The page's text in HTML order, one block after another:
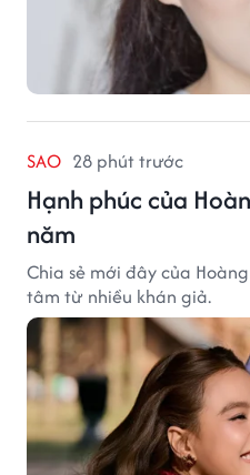
SAO 28 phút trước
Hạnh phúc của
năm
Chia sẻ mới đây của
tâm từ nhiều khán giả.